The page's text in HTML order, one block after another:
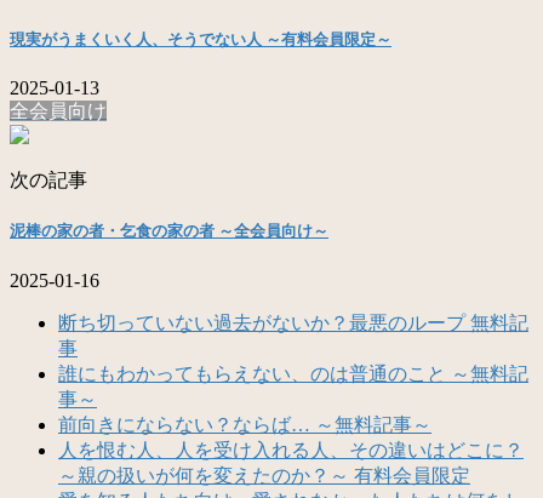
現実がうまくいく人、そうでない人 ～有料会員限定～
2025-01-13
全会員向け
次の記事
泥棒の家の者・乞食の家の者 ～全会員向け～
2025-01-16
断ち切っていない過去がないか？最悪のループ 無料記
事
誰にもわかってもらえない、のは普通のこと ～無料記
事～
前向きにならない？ならば… ～無料記事～
人を恨む人、人を受け入れる人、その違いはどこに？
～親の扱いが何を変えたのか？～ 有料会員限定